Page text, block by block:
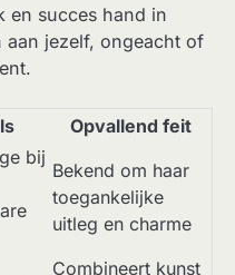
en succes hand in
jezelf, ongeacht of
Opvallend feit
bij
Bekend om haar
toegankelijke
uitleg en charme
Combineert kunst